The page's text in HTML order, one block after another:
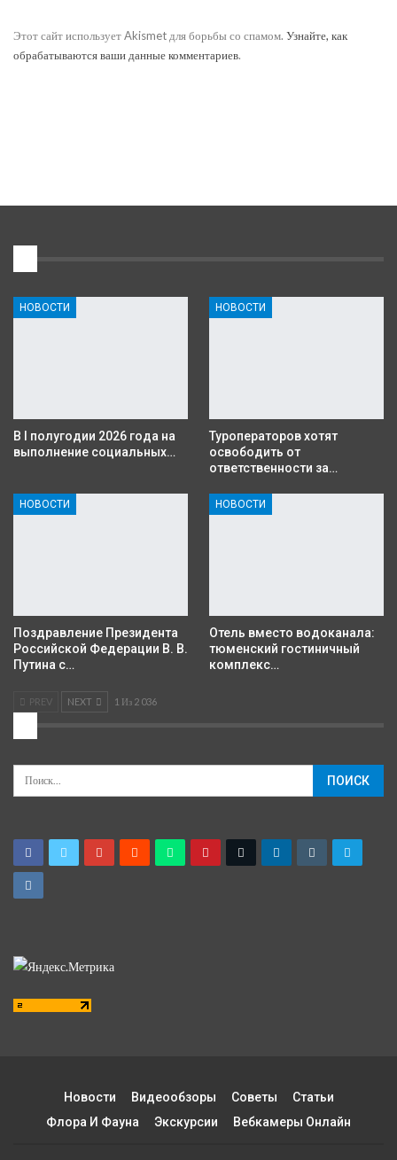
Этот сайт использует Akismet для борьбы со спамом. Узнайте, как
обрабатываются ваши данные комментариев.
НОВОСТИ
В I полугодии 2026 года на
выполнение социальных…
НОВОСТИ
Туроператоров хотят
освободить от
ответственности за…
НОВОСТИ
Поздравление Президента
Российской Федерации В. В.
Путина с…
НОВОСТИ
Отель вместо водоканала:
тюменский гостиничный
комплекс…
PREV NEXT 1 Из 2 036
Новости Видеообзоры Советы
Статьи
Флора И Фауна
Экскурсии Вебкамеры Онлайн